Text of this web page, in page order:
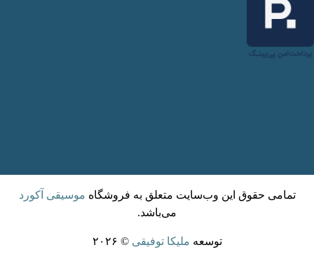
تمامی حقوق این وب‌سایت متعلق به فروشگاهموسیقی آکورد
می‌باشد.
توسعهملیکا توفیقی © ۲۰۲۶